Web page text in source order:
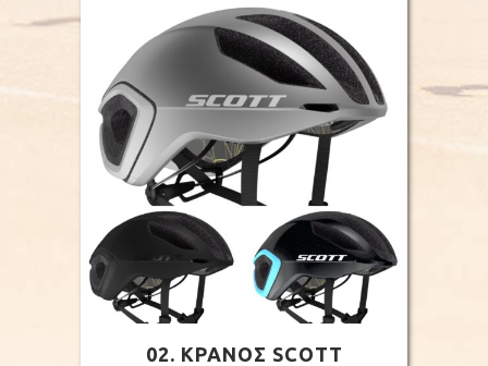
02. ΚΡΑΝΟΣ SCOTT